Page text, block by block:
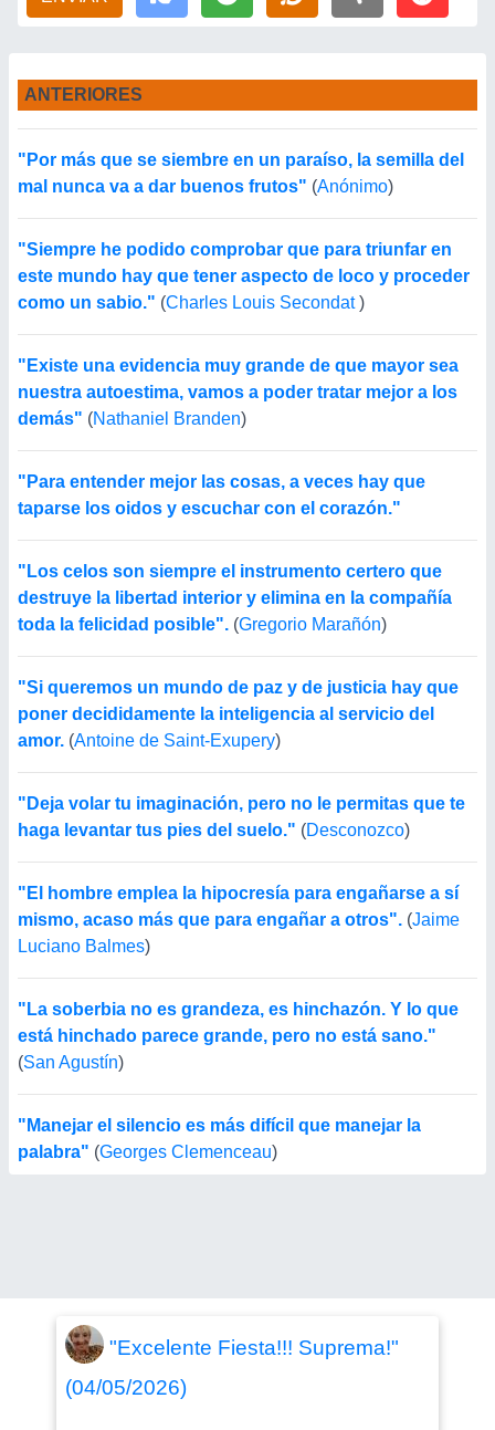
ANTERIORES
"Por más que se siembre en un paraíso, la semilla del
mal nunca va a dar buenos frutos" (Anónimo)
"Siempre he podido comprobar que para triunfar en
este mundo hay que tener aspecto de loco y proceder
como un sabio." (Charles Louis Secondat)
"Existe una evidencia muy grande de que mayor sea
nuestra autoestima, vamos a poder tratar mejor a los
demás" (Nathaniel Branden)
"Para entender mejor las cosas, a veces hay que
taparse los oidos y escuchar con el corazón."
"Los celos son siempre el instrumento certero que
destruye la libertad interior y elimina en la compañía
toda la felicidad posible". (Gregorio Marañón)
"Si queremos un mundo de paz y de justicia hay que
poner decididamente la inteligencia al servicio del
amor. (Antoine de Saint-Exupery)
"Deja volar tu imaginación, pero no le permitas que te
haga levantar tus pies del suelo." (Desconozco)
"El hombre emplea la hipocresía para engañarse a sí
mismo, acaso más que para engañar a otros". (Jaime
Luciano Balmes)
"La soberbia no es grandeza, es hinchazón. Y lo que
está hinchado parece grande, pero no está sano."
(San Agustín)
"Manejar el silencio es más difícil que manejar la
palabra" (Georges Clemenceau)
"Excelente Fiesta!!! Suprema!"
(04/05/2026)